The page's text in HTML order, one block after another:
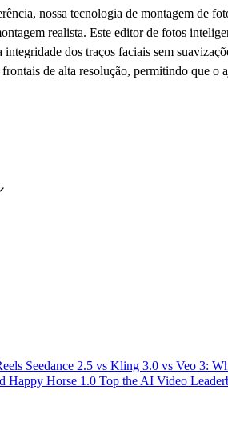
nossa tecnologia de montagem de
realista. Este editor de fotos
dos traços faciais sem
de alta resolução, permitindo que
Seedance 2.5 vs Kling 3.0 vs Veo 3:
Happy Horse 1.0 Top the AI Video